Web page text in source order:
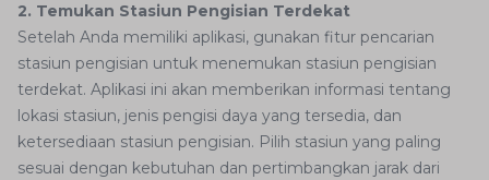
2. Temukan Stasiun Pengisian Terdekat
Setelah Anda memiliki aplikasi, gunakan fitur pencarian
stasiun pengisian untuk menemukan stasiun pengisian
terdekat. Aplikasi ini akan memberikan informasi tentang
lokasi stasiun, jenis pengisi daya yang tersedia, dan
ketersediaan stasiun pengisian. Pilih stasiun yang paling
sesuai dengan kebutuhan dan pertimbangkan jarak dari